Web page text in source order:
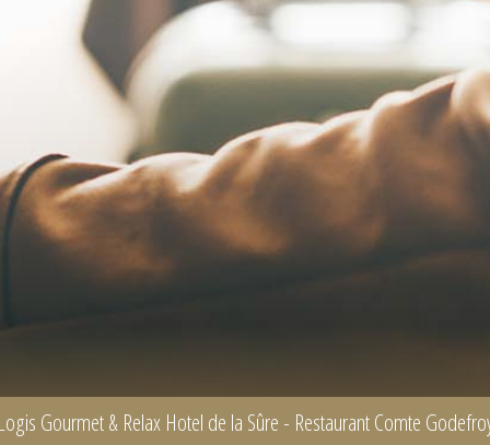
Gourmet & Relax Hotel de la Sûre - Restaurant Comte